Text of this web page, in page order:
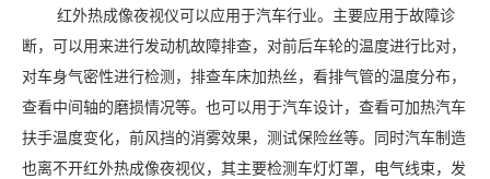
红外热成像夜视仪可以应用于汽车行业。主要应用于故障诊
断，可以用来进行发动机故障排查，对前后车轮的温度进行比对，
对车身气密性进行检测，排查车床加热丝，看排气管的温度分布，
查看中间轴的磨损情况等。也可以用于汽车设计，查看可加热汽车
扶手温度变化，前风挡的消雾效果，测试保险丝等。同时汽车制造
也离不开红外热成像夜视仪，其主要检测车灯灯罩，电气线束，发